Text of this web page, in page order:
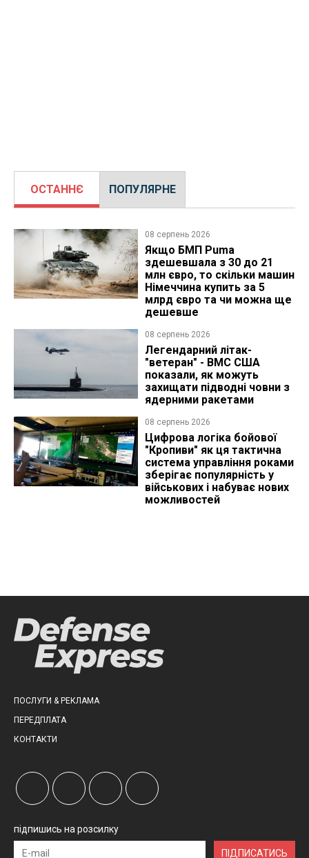
ОСТАННЄ ПОПУЛЯРНЕ
08 серпень 2026
Якщо БМП Puma
здешевшала з 30 до 21
млн євро, то скільки машин
Німеччина купить за 5
млрд євро та чи можна ще
дешевше
08 серпень 2026
Легендарний літак-
"ветеран" - ВМС США
показали, як можуть
захищати підводні човни з
ядерними ракетами
08 серпень 2026
Цифрова логіка бойової
"Кропиви" як ця тактична
система управління роками
зберігає популярність у
військових і набуває нових
можливостей
ПОСЛУГИ & РЕКЛАМА
ПЕРЕДПЛАТА
КОНТАКТИ
підпишись на розсилку
ПІДПИСАТИСЬ